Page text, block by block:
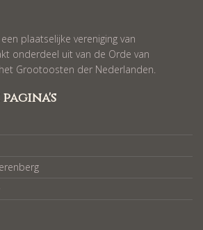
plaatselijke vereniging van
onderdeel uit van de Orde van
Grootoosten der Nederlanden.